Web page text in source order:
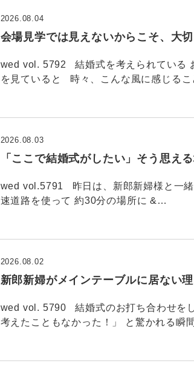
会場見学では見えないからこそ、大
2026.08.04
wed vol. 5792 結婚式を考えられている
を見ていると 時々、こんな風に感じる
「ここで結婚式がしたい」そう思え
2026.08.03
wed vol.5791 昨日は、新郎新婦様と一
速道路を使って 約30分の場所に &…
新郎新婦がメインテーブルに居ない
2026.08.02
wed vol. 5790 結婚式のお打ち合わせを
考えたこともなかった！」 と驚かれる瞬